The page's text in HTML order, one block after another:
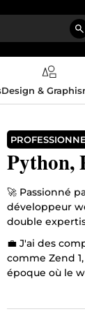
Design &
Python,
🚀 Passionné
développeur
double
💼 J'ai des
comme Zend
époque où le
🌐 Aujourd'hui,